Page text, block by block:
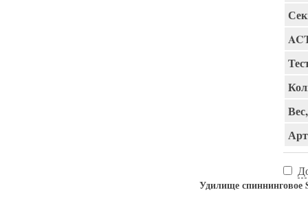
Удилище